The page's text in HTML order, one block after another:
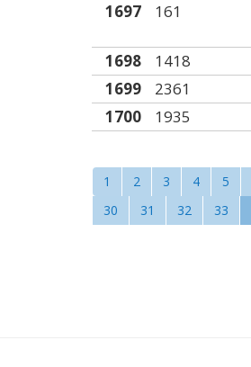
1697
161
1698 1418
1699
2361
1700
1935
1 2 3 4 5
30
31 32 33